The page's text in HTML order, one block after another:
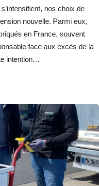
nos choix de
nouvelle. Parmi eux,
en France, souvent
face aux excès de la
intention…